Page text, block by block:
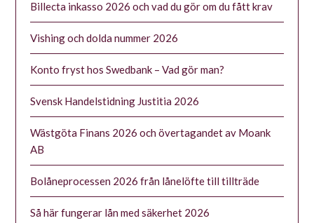
Billecta inkasso 2026 och vad du gör om du fått krav
Vishing och dolda nummer 2026
Konto fryst hos Swedbank – Vad gör man?
Svensk Handelstidning Justitia 2026
Wästgöta Finans 2026 och övertagandet av Moank
AB
Bolåneprocessen 2026 från lånelöfte till tillträde
Så här fungerar lån med säkerhet 2026